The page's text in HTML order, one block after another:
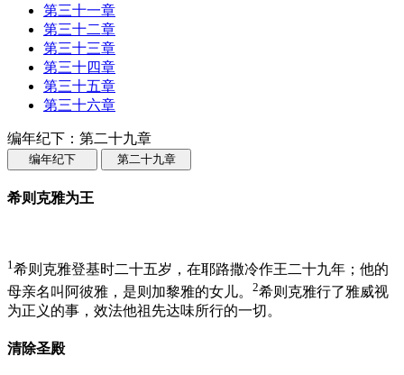
第三十一章
第三十二章
第三十三章
第三十四章
第三十五章
第三十六章
编年纪下：第二十九章
编年纪下 第二十九章
希则克雅为王
1希则克雅登基时二十五岁，在耶路撒冷作王二十九年；他的
母亲名叫阿彼雅，是则加黎雅的女儿。 2希则克雅行了雅威视
为正义的事，效法他祖先达味所行的一切。
清除圣殿